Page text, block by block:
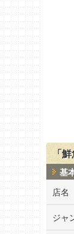
「
基
店名
ジャ